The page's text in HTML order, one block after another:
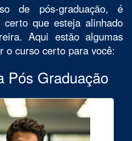
de pós-graduação, é
que esteja alinhado
Aqui estão algumas
o curso certo para você:
Pós Graduação